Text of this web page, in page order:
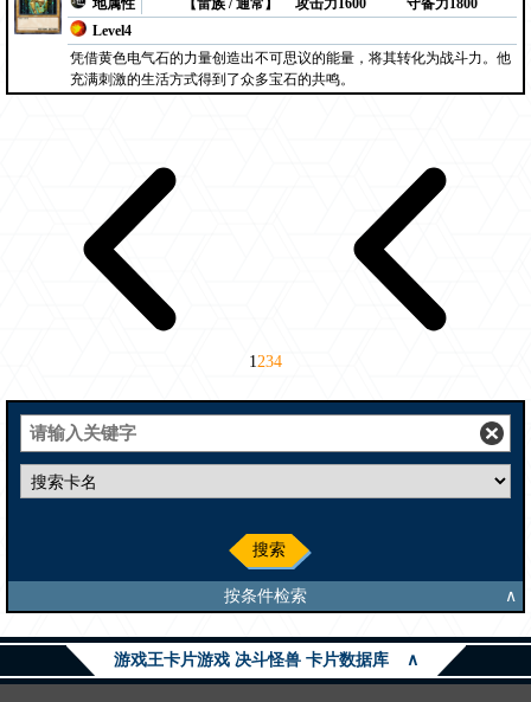
地属性
【雷族 / 通常】
Level4
攻击力1600 守备力1800
凭借黄色电气石的力量创造出不可思议的能量，将其转化为战斗力。他
充满刺激的生活方式得到了众多宝石的共鸣。
1234
搜索
按条件检索 ∧
游戏王卡片游戏 决斗怪兽 卡片数据库 ∧